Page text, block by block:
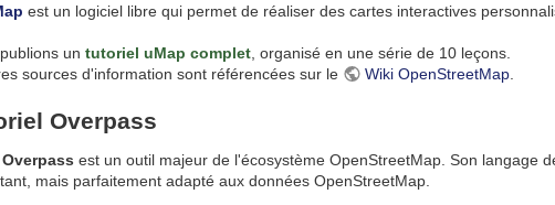
est un logiciel libre qui permet de réaliser des cartes interactives
un tutoriel uMap complet , organisé en une série de 10 leçons.
sources d'information sont référencées sur le
Wiki OpenStreetMap.
Overpass
Overpass est un outil majeur de l'écosystème OpenStreetMap. Son langage
mais parfaitement adapté aux données OpenStreetMap.